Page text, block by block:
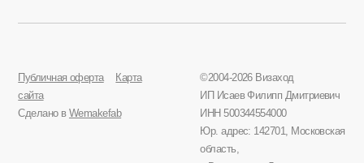
Публичная оферта
Карта
сайта
Сделано в Wemakefab
©2004-2026 Визаход
ИП Исаев Филипп Дмитриевич
ИНН 500344554000
Юр. адрес: 142701, Московская
область,